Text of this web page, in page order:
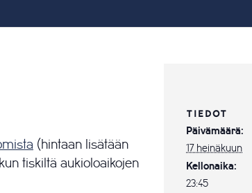
(hintaan lisätään
tiskiltä aukioloaikojen
TIEDOT
Päivämäärä:
17 heinäkuun
Kellonaika:
23:45